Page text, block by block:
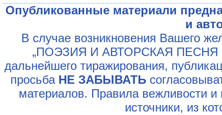
Опубликованные материали
и
В случае возникновения Вашего
„ПОЭЗИЯ И АВТОРСКАЯ ПЕСНЯ
дальнейшего тиражирования,
просьба НЕ ЗАБЫВАТЬ
материалов. Правила вежливости и
источники, из